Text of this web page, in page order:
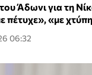
Άδωνι για τη
πέτυχε», «με
06:32